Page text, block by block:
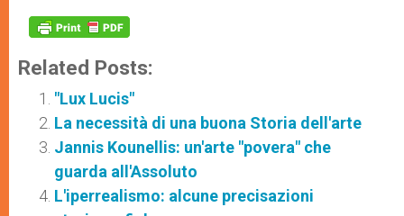
Related Posts:
"Lux Lucis"
La necessità di una buona Storia dell'arte
Jannis Kounellis: un'arte "povera" che
guarda all'Assoluto
L'iperrealismo: alcune precisazioni